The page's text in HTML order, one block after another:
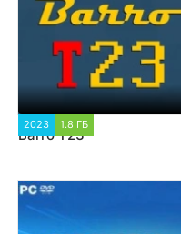
2023 1.8 ГБ
Barro T23